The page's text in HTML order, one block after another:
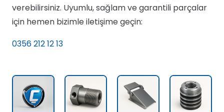
verebilirsiniz. Uyumlu, sağlam ve garantili parçalar
için hemen bizimle iletişime geçin:
0356 212 12 13